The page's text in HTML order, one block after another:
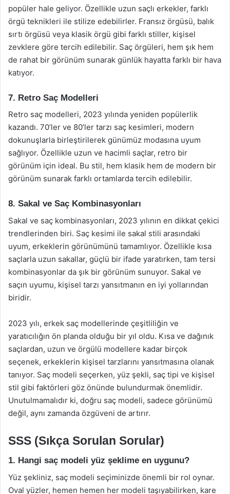
popüler hale geliyor. Özellikle uzun saçlı erkekler, farklı
örgü teknikleri ile stilize edebilirler. Fransız örgüsü, balık
sırtı örgüsü veya klasik örgü gibi farklı stiller, kişisel
zevklere göre tercih edilebilir. Saç örgüleri, hem şık hem
de rahat bir görünüm sunarak günlük hayatta farklı bir hava
katıyor.
7. Retro Saç Modelleri
Retro saç modelleri, 2023 yılında yeniden popülerlik
kazandı. 70’ler ve 80’ler tarzı saç kesimleri, modern
dokunuşlarla birleştirilerek günümüz modasına uyum
sağlıyor. Özellikle uzun ve hacimli saçlar, retro bir
görünüm için ideal. Bu stil, hem klasik hem de modern bir
görünüm sunarak farklı ortamlarda tercih edilebilir.
8. Sakal ve Saç Kombinasyonları
Sakal ve saç kombinasyonları, 2023 yılının en dikkat çekici
trendlerinden biri. Saç kesimi ile sakal stili arasındaki
uyum, erkeklerin görünümünü tamamlıyor. Özellikle kısa
saçlarla uzun sakallar, güçlü bir ifade yaratırken, tam tersi
kombinasyonlar da şık bir görünüm sunuyor. Sakal ve
saçın uyumu, kişisel tarzı yansıtmanın en iyi yollarından
biridir.
2023 yılı, erkek saç modellerinde çeşitliliğin ve
yaratıcılığın ön planda olduğu bir yıl oldu. Kısa ve dağınık
saçlardan, uzun ve örgülü modellere kadar birçok
seçenek, erkeklerin kişisel tarzlarını yansıtmasına olanak
tanıyor. Saç modeli seçerken, yüz şekli, saç tipi ve kişisel
stil gibi faktörleri göz önünde bulundurmak önemlidir.
Unutulmamalıdır ki, doğru saç modeli, sadece görünümü
değil, aynı zamanda özgüveni de artırır.
SSS (Sıkça Sorulan Sorular)
1. Hangi saç modeli yüz şeklime en uygunu?
Yüz şekliniz, saç modeli seçiminizde önemli bir rol oynar.
Oval yüzler, hemen hemen her modeli taşıyabilirken, kare